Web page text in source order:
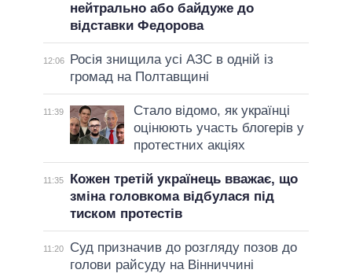
нейтрально або байдуже до
відставки Федорова
12:06
Росія знищила усі АЗС в одній із
громад на Полтавщині
11:39
Стало відомо, як українці
оцінюють участь блогерів у
протестних акціях
11:35
Кожен третій українець вважає, що
зміна головкома відбулася під
тиском протестів
11:20
Суд призначив до розгляду позов до
голови райсуду на Вінниччині